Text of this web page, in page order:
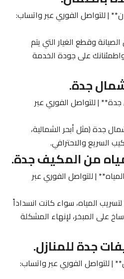
| للتواصل الفوري عبر واتساب:
وقطع الغيار التي يتم
على جودة الخدمة
جدة.
| للتواصل الفوري عبر
جدة (مثل أبحر الشمالية،
السريع والاحترافي.
من المكيف جدة.
| للتواصل الفوري عبر
المياه، سواء كانت انسداداً
على المبخر، لإنهاء المشكلة
جدة للمنازل.
| للتواصل الفوري عبر واتساب: